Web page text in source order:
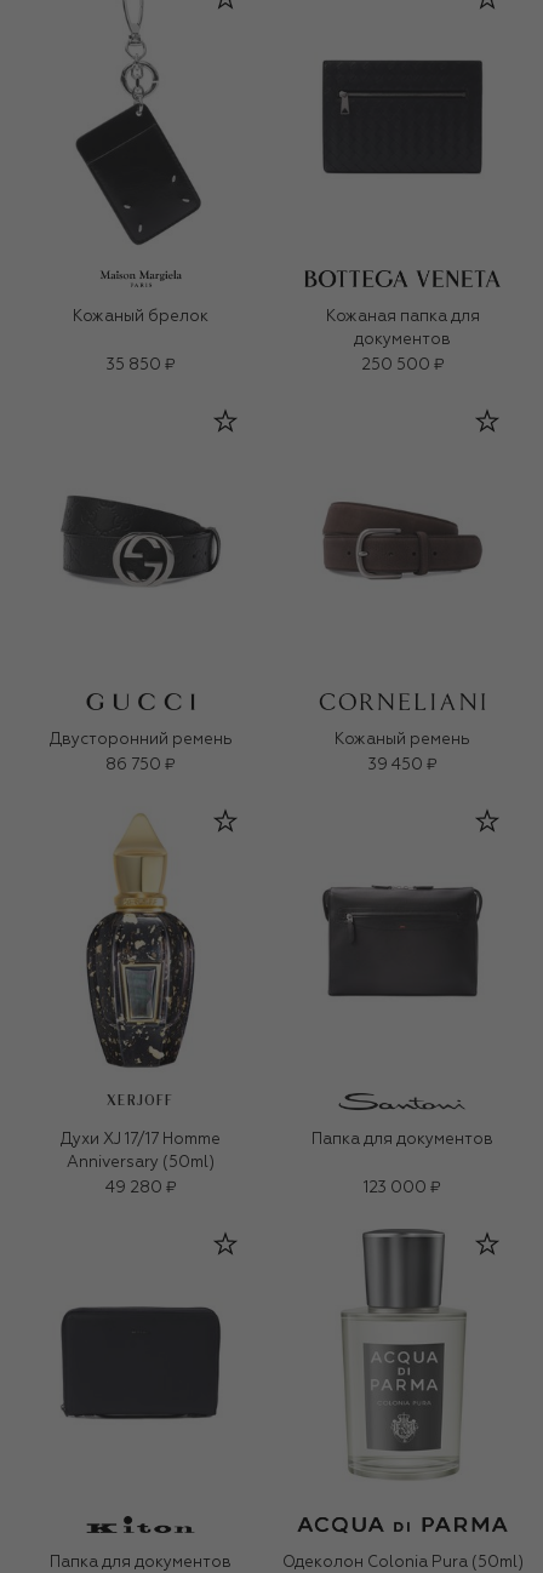
Кожаный брелок
35 850 ₽
Кожаная папка для
документов
250 500 ₽
Двусторонний ремень
86 750 ₽
Кожаный ремень
39 450 ₽
XERJOFF
Духи XJ 17/17 Homme
Anniversary (50ml)
49 280 ₽
Папка для документов
123 000 ₽
Папка для документов
Одеколон Colonia Pura (50ml)